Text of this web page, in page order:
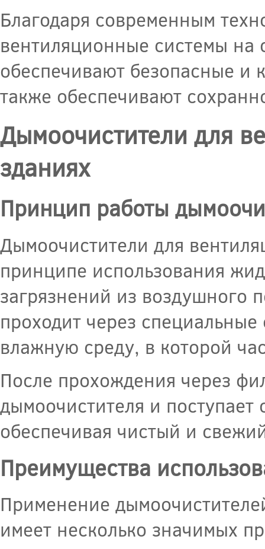
Благодаря современным
вентиляционные системы на
обеспечивают безопасные и
также обеспечивают
Дымоочистители для
зданиях
Принцип работы
Дымоочистители для
принципе использования
загрязнений из воздушного
проходит через
влажную среду, в которой
После прохождения через
дымоочистителя и
обеспечивая чистый и
Преимущества
Применение
имеет несколько значимых